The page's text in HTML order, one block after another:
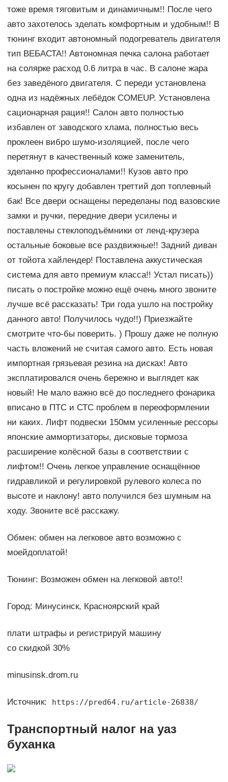
тоже время тяговитым и динамичным!! После чего
авто захотелось зделать комфортным и удобным!! В
тюнинг входит автономный подогреватель двигателя
тип ВЕБАСТА!! Автономная печка салона работает
на солярке расход 0.6 литра в час. В салоне жара
без заведёного двигателя. С переди установлена
одна из надёжных лебёдок СOMEUP. Установлена
сационарная рация!! Салон авто полностью
избавлен от заводского хлама, полностью весь
проклеен вибро шумо-изоляцией, после чего
перетянут в качественный коже заменитель,
зделанно профессионалами!! Кузов авто про
косынен по кругу добавлен треттий доп топлевный
бак! Все двери оснащены переделаны под вазовские
замки и ручки, передние двери усилены и
поставлены стеклоподъёмники от ленд-крузера
остальные боковые все раздвижные!! Задний диван
от тойота хайлендер! Поставлена аккустическая
система для авто премиум класса!! Устал писать))
писать о постройке можно ещё очень много звоните
лучше всё рассказать! Три года ушло на постройку
данного авто! Получилось чудо!!) Приезжайте
смотрите что-бы поверить. ) Прошу даже не полную
часть вложений не считая самого авто. Есть новая
импортная грязьевая резина на дисках! Авто
эксплатировался очень бережно и выглядет как
новый! Не мало важно всё до последнего фонарика
вписано в ПТС и СТС проблем в переоформлении
ни каких. Лифт подвески 150мм усиленные рессоры
японские аммортизаторы, дисковые тормоза
расширение колёсной базы в соответствии с
лифтом!! Очень легкое управление оснащённое
гидравликой и регулировкой рулевого колеса по
высоте и наклону! авто получился без шумным на
ходу. Звоните всё расскажу.
Обмен: обмен на легковое авто возможно с
моейдоплатой!
Тюнинг: Возможен обмен на легковой авто!!
Город: Минусинск, Красноярский край
плати штрафы и регистрируй машину
со скидкой 30%
minusinsk.drom.ru
Источник: https://pred64.ru/article-26838/
Транспортный налог на уаз
буханка